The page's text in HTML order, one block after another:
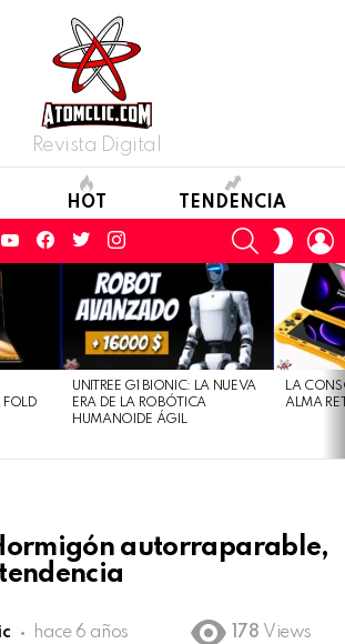
Revista Digital
HOT TENDENCIA
YouTubeFacebook
TwitterInstagram SEARCH
SKIN
FOLD
UNITREE G1 BIONIC: LA NUEVA
ERA DE LA ROBÓTICA
HUMANOIDE ÁGIL
LA
ALMA
autorraparable,
hace 6 años 178 Views